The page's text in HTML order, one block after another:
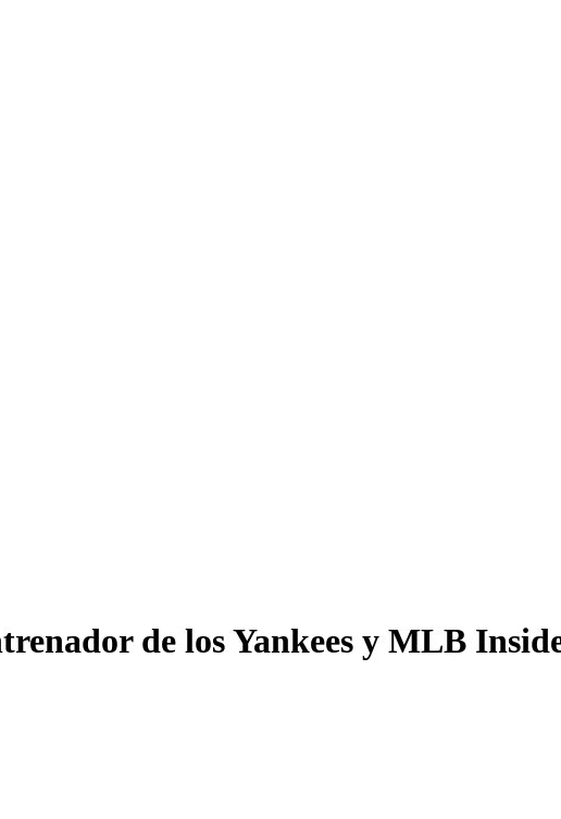
de los Yankees y MLB